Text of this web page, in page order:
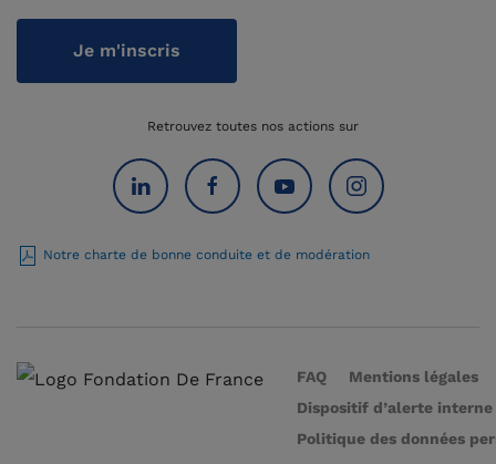
Je m'inscris
Retrouvez toutes nos actions sur
Notre charte de bonne conduite et de modération
FAQ
Mentions légales
Dispositif d’alerte interne
Politique des données